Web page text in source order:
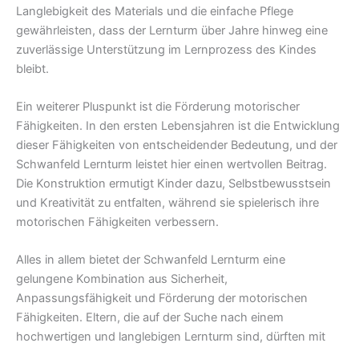
Langlebigkeit des Materials und die einfache Pflege
gewährleisten, dass der Lernturm über Jahre hinweg eine
zuverlässige Unterstützung im Lernprozess des Kindes
bleibt.
Ein weiterer Pluspunkt ist die Förderung motorischer
Fähigkeiten. In den ersten Lebensjahren ist die Entwicklung
dieser Fähigkeiten von entscheidender Bedeutung, und der
Schwanfeld Lernturm leistet hier einen wertvollen Beitrag.
Die Konstruktion ermutigt Kinder dazu, Selbstbewusstsein
und Kreativität zu entfalten, während sie spielerisch ihre
motorischen Fähigkeiten verbessern.
Alles in allem bietet der Schwanfeld Lernturm eine
gelungene Kombination aus Sicherheit,
Anpassungsfähigkeit und Förderung der motorischen
Fähigkeiten. Eltern, die auf der Suche nach einem
hochwertigen und langlebigen Lernturm sind, dürften mit